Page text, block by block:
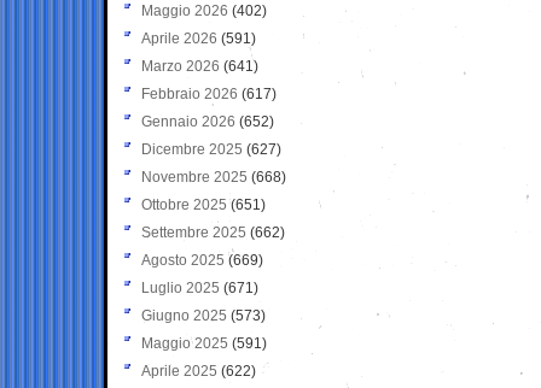
Maggio 2026 (402)
Aprile 2026 (591)
Marzo 2026 (641)
Febbraio 2026 (617)
Gennaio 2026 (652)
Dicembre 2025 (627)
Novembre 2025 (668)
Ottobre 2025 (651)
Settembre 2025 (662)
Agosto 2025 (669)
Luglio 2025 (671)
Giugno 2025 (573)
Maggio 2025 (591)
Aprile 2025 (622)